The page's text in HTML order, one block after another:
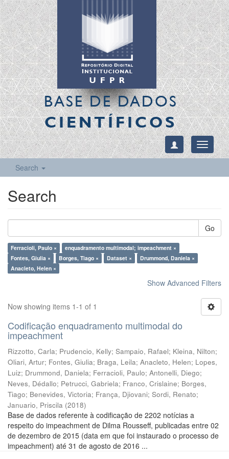
BASE DE DADOS
CIENTÍFICOS
Toggle
Search
Search
Go
Ferracioli, Paulo ×
enquadramento multimodal; impeachment ×
Fontes, Giulia ×
Borges, Tiago × Dataset ×
Drummond, Daniela ×
Anacleto, Helen ×
Show Advanced Filters
Now showing items 1-1 of 1
Codificação enquadramento multimodal do
impeachment
Rizzotto, Carla; Prudencio, Kelly; Sampaio, Rafael; Kleina, Nilton;
Oliari, Artur; Fontes, Giulia; Braga, Leila; Anacleto, Helen; Lopes,
Luiz; Drummond, Daniela; Ferracioli, Paulo; Antonelli, Diego;
Neves, Dédallo; Petrucci, Gabriela; Franco, Crislaine; Borges,
Tiago; Benevides, Victoria; França, Djiovani; Sordi, Renato;
Januario, Priscila (2018)
Base de dados referente à codificação de 2202 notícias a
respeito do impeachment de Dilma Rousseff, publicadas entre 02
de dezembro de 2015 (data em que foi instaurado o processo de
impeachment) até 31 de agosto de 2016 ...